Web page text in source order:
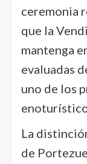
ceremonia
que la
mantenga
evaluadas
uno de los
La
de